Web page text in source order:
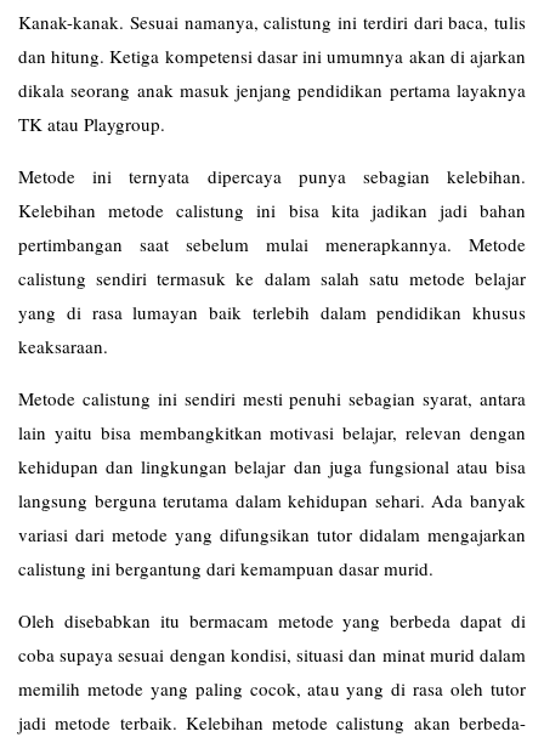
Kanak-kanak. Sesuai namanya, calistung ini terdiri dari baca, tulis
dan hitung. Ketiga kompetensi dasar ini umumnya akan di ajarkan
dikala seorang anak masuk jenjang pendidikan pertama layaknya
TK atau Playgroup.
Metode ini ternyata dipercaya punya sebagian kelebihan.
Kelebihan metode calistung ini bisa kita jadikan jadi bahan
pertimbangan saat sebelum mulai menerapkannya. Metode
calistung sendiri termasuk ke dalam salah satu metode belajar
yang di rasa lumayan baik terlebih dalam pendidikan khusus
keaksaraan.
Metode calistung ini sendiri mesti penuhi sebagian syarat, antara
lain yaitu bisa membangkitkan motivasi belajar, relevan dengan
kehidupan dan lingkungan belajar dan juga fungsional atau bisa
langsung berguna terutama dalam kehidupan sehari. Ada banyak
variasi dari metode yang difungsikan tutor didalam mengajarkan
calistung ini bergantung dari kemampuan dasar murid.
Oleh disebabkan itu bermacam metode yang berbeda dapat di
coba supaya sesuai dengan kondisi, situasi dan minat murid dalam
memilih metode yang paling cocok, atau yang di rasa oleh tutor
jadi metode terbaik. Kelebihan metode calistung akan berbeda-